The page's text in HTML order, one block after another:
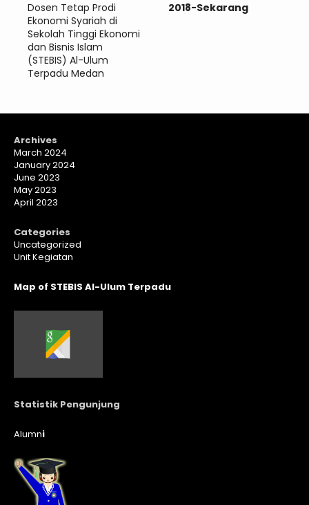
Dosen Tetap Prodi
Ekonomi Syariah di
Sekolah Tinggi Ekonomi
dan Bisnis Islam
(STEBIS) Al-Ulum
Terpadu Medan
2018-Sekarang
Archives
March 2024
January 2024
June 2023
May 2023
April 2023
Categories
Uncategorized
Unit Kegiatan
Map of STEBIS Al-Ulum Terpadu
Statistik Pengunjung
Alumni